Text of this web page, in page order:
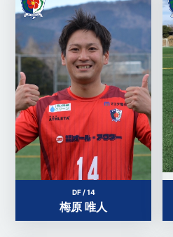
DF / 14
梅原 唯人